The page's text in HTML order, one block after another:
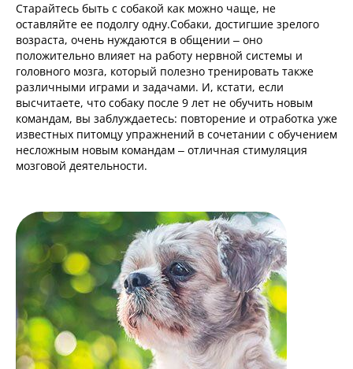
Старайтесь быть с собакой как можно чаще, не
оставляйте ее подолгу одну.Собаки, достигшие зрелого
возраста, очень нуждаются в общении – оно
положительно влияет на работу нервной системы и
головного мозга, который полезно тренировать также
различными играми и задачами. И, кстати, если
высчитаете, что собаку после 9 лет не обучить новым
командам, вы заблуждаетесь: повторение и отработка уже
известных питомцу упражнений в сочетании с обучением
несложным новым командам – отличная стимуляция
мозговой деятельности.